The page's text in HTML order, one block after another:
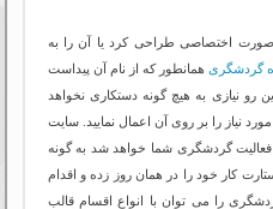
اختصاصی طراحی کرد یا آن را به
گردشگریهمانطور که از نام آن پیداست
رو نیازی به هیچ گونه دستکاری نخواهد
نیاز را بر روی آن اعمال نمایید. سایت
گردشگری شما خواهد شد به گونه
کار خود را در همان روز زده و اقدام
را می توان با انواع اقسام قالب